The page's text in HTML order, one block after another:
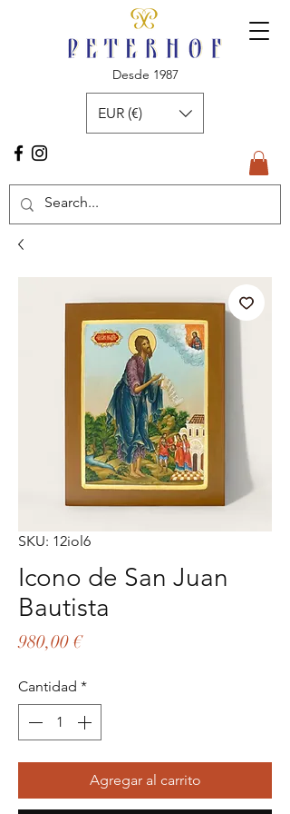
Desde 1987
EUR (€)
SKU: 12iol6
Icono de San Juan
Bautista
980,00 €Precio
Cantidad *
Agregar al carrito